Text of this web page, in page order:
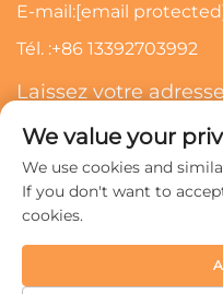
E-mail:[email
Tél. :+86 13392703992
Laissez votre
Droits d'auteur © 2024
Co., Ltd. Tous droits
We value your
We use cookies and
If you don't want to
cookies.